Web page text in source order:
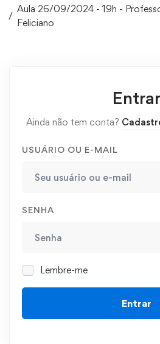
Aula 26/09/2024 - 19h -
Feliciano
Entrar
Ainda não tem conta?
USUÁRIO OU E-MAIL
SENHA
Lembre-me
Entrar